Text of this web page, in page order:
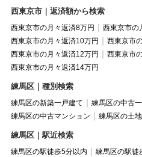
西東京市｜返済額から検索
西東京市の月々返済8万円
西東京市の
西東京市の月々返済10万円
西東京市
西東京市の月々返済12万円
西東京市
西東京市の月々返済14万円
練馬区｜種別検索
練馬区の新築一戸建て
練馬区の中古
練馬区の中古マンション
練馬区の土地
練馬区｜駅近検索
練馬区の駅徒歩5分以内
練馬区の駅徒